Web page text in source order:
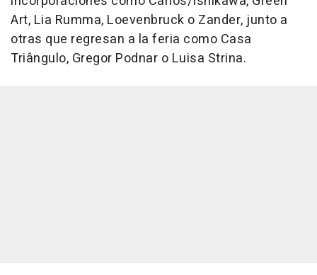
Art, Lia Rumma, Loevenbruck o Zander, junto a
otras que regresan a la feria como Casa
Triângulo, Gregor Podnar o Luisa Strina.